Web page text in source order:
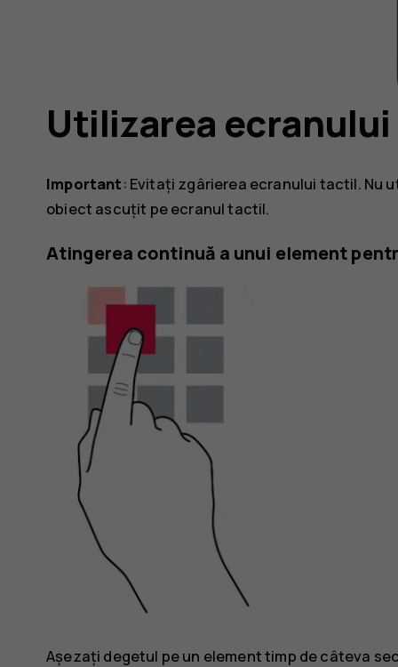
Utilizarea
Important: Evitați zgârierea ecranului tactil. Nu
obiect ascuțit pe ecranul tactil.
Atingerea continuă a unui element
Așezați degetul pe un element timp de câteva